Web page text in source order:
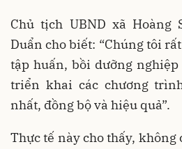
Chủ tịch UBND xã Hoàng
Duẩn cho biết: “Chúng tôi
tập huấn, bồi dưỡng
triển khai các chương
nhất, đồng bộ và hiệu quả”.
Thực tế này cho thấy,